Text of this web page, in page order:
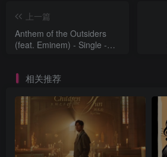
上一篇
Anthem of the Outsiders
(feat. Eminem) - Single -
相关推荐